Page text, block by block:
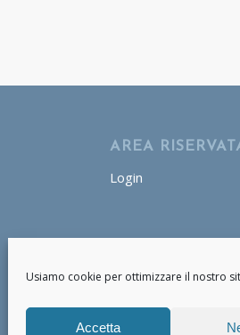
Usiamo cookie per ottimizzare il nostro
Accetta
AREA
Login
Login